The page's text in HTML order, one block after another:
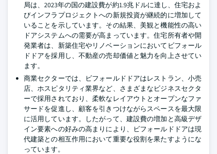
局は、2023年の国の建設費が約1.9兆ドルに達し、住宅およ
びインフラプロジェクトへの新規投資が継続的に増加して
いることを示しています。その結果、美観と機能性の高い
ドアシステムへの需要が高まっています。住宅所有者や開
発業者は、新築住宅やリノベーションにおいてビフォール
ドドアを採用し、不動産の売却価値と魅力を向上させてい
ます。
商業セクターでは、ビフォールドドアはレストラン、小売
店、ホスピタリティ業界など、さまざまなビジネスセクタ
ーで採用されており、柔軟なレイアウトとオープンなファ
サードを促進し、顧客を引きつけながらスペースを最大限
に活用しています。したがって、建設費の増加と高級デザ
イン要素への好みの高まりにより、ビフォールドドアは現
代建築との相互作用において重要な役割を果たすようにな
っています。